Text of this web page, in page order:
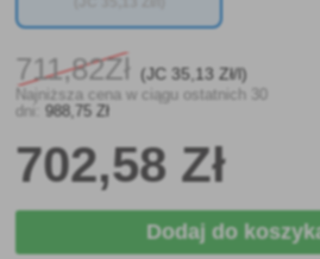
711,82Zł (JC 35,13 Zł/l)
Najniższa cena w ciągu ostatnich 30
dni:
988 ,75 Zł
702,58 Zł
Dodaj do